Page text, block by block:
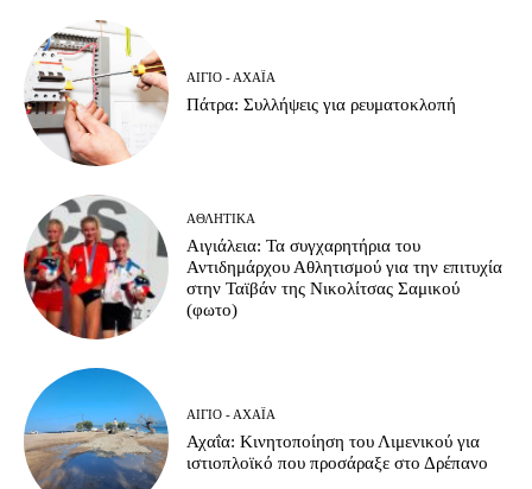
ΑΊΓΙΟ - ΑΧΑΪ́Α
Πάτρα: Συλλήψεις για ρευματοκλοπή
ΑΘΛΗΤΙΚΆ
Αιγιάλεια: Τα συγχαρητήρια του
Αντιδημάρχου Αθλητισμού για την επιτυχία
στην Ταϊβάν της Νικολίτσας Σαμικού
(φωτο)
ΑΊΓΙΟ - ΑΧΑΪ́Α
Αχαΐα: Κινητοποίηση του Λιμενικού για
ιστιοπλοϊκό που προσάραξε στο Δρέπανο